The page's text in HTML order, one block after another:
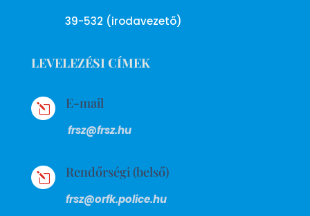
39-532 (irodavezető)
LEVELEZÉSI CÍMEK
l E-mail
frsz@frsz.hu
l Rendőrségi (belső)
frsz@orfk.police.hu